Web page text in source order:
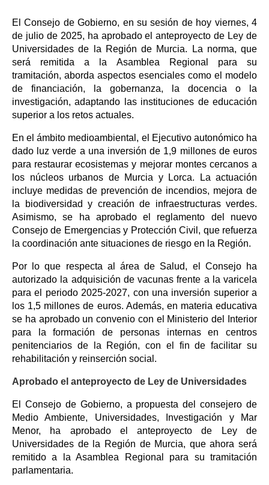
El Consejo de Gobierno, en su sesión de hoy viernes, 4
de julio de 2025, ha aprobado el anteproyecto de Ley de
Universidades de la Región de Murcia. La norma, que
será remitida a la Asamblea Regional para su
tramitación, aborda aspectos esenciales como el modelo
de financiación, la gobernanza, la docencia o la
investigación, adaptando las instituciones de educación
superior a los retos actuales.
En el ámbito medioambiental, el Ejecutivo autonómico ha
dado luz verde a una inversión de 1,9 millones de euros
para restaurar ecosistemas y mejorar montes cercanos a
los núcleos urbanos de Murcia y Lorca. La actuación
incluye medidas de prevención de incendios, mejora de
la biodiversidad y creación de infraestructuras verdes.
Asimismo, se ha aprobado el reglamento del nuevo
Consejo de Emergencias y Protección Civil, que refuerza
la coordinación ante situaciones de riesgo en la Región.
Por lo que respecta al área de Salud, el Consejo ha
autorizado la adquisición de vacunas frente a la varicela
para el periodo 2025-2027, con una inversión superior a
los 1,5 millones de euros. Además, en materia educativa
se ha aprobado un convenio con el Ministerio del Interior
para la formación de personas internas en centros
penitenciarios de la Región, con el fin de facilitar su
rehabilitación y reinserción social.
Aprobado el anteproyecto de Ley de Universidades
El Consejo de Gobierno, a propuesta del consejero de
Medio Ambiente, Universidades, Investigación y Mar
Menor, ha aprobado el anteproyecto de Ley de
Universidades de la Región de Murcia, que ahora será
remitido a la Asamblea Regional para su tramitación
parlamentaria.